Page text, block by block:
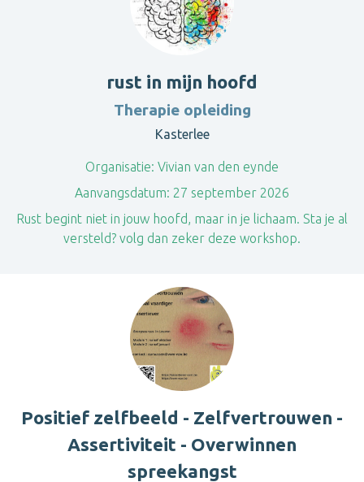
rust in mijn hoofd
Therapie opleiding
Kasterlee
Organisatie: Vivian van den eynde
Aanvangsdatum: 27 september 2026
Rust begint niet in jouw hoofd, maar in je lichaam. Sta je al
versteld? volg dan zeker deze workshop.
Positief zelfbeeld - Zelfvertrouwen -
Assertiviteit - Overwinnen
spreekangst